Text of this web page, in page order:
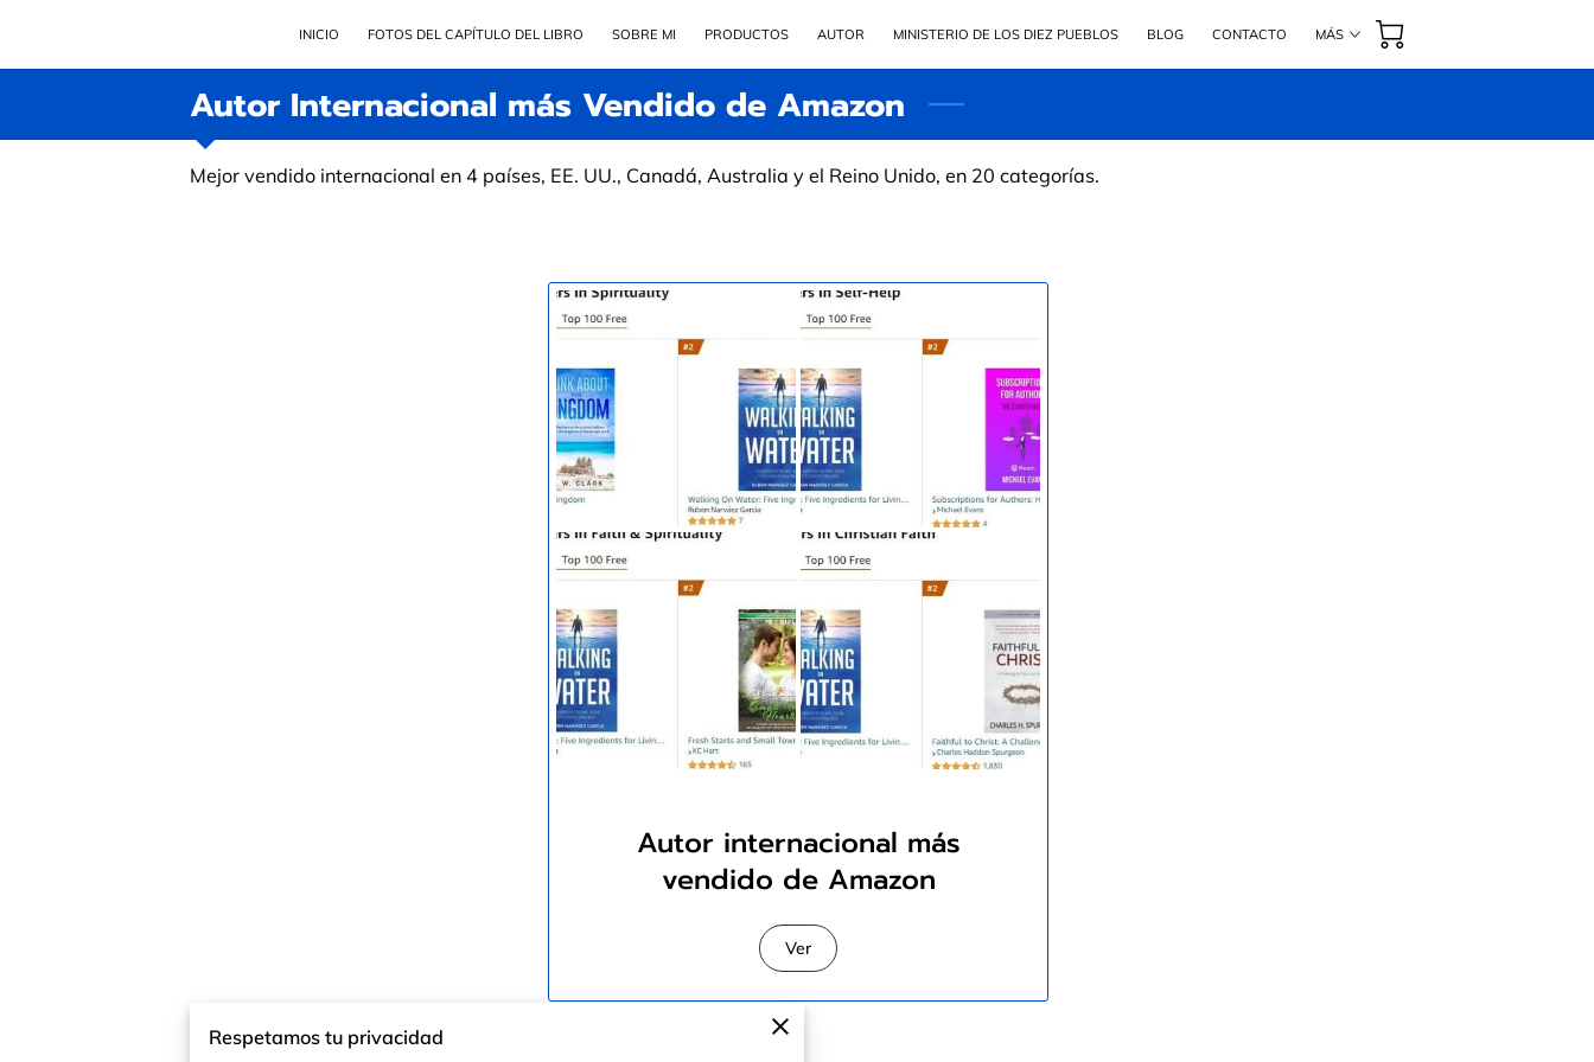
INICIO FOTOS DEL CAPÍTULO DEL LIBRO SOBRE MI PRODUCTOS AUTOR MINISTERIO DE LOS DIEZ PUEBLOS BLOG
CONTACTO
MÁS
Autor Internacional más Vendido de Amazon
Mejor vendido internacional en 4 países, EE. UU., Canadá, Australia y el Reino Unido, en 20 categorías.
Autor internacional más
vendido de Amazon
Ver
Respetamos tu privacidad